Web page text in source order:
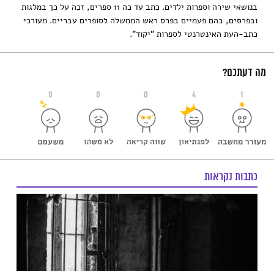
בנושאי שירה וספרות ילדים. כתב עד כה 11 ספרים, זכה על כך במלגות
ובפרסים, בהם פעמיים בפרס ראש הממשלה לסופרים עבריים. מעורכי
כתב-העת האינטרנטי לספרות "יקוד".
מה דעתכם?
0 0 0 4 1
כתבות נקראות